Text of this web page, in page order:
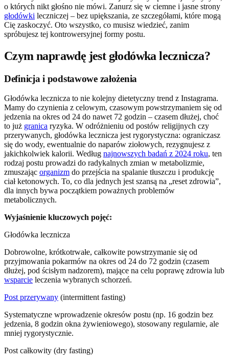
o których nikt głośno nie mówi. Zanurz się w ciemne i jasne strony
głodówki leczniczej – bez upiększania, ze szczegółami, które mogą
Cię zaskoczyć. Oto wszystko, co musisz wiedzieć, zanim
spróbujesz tej kontrowersyjnej formy postu.
Czym naprawdę jest głodówka lecznicza?
Definicja i podstawowe założenia
Głodówka lecznicza to nie kolejny dietetyczny trend z Instagrama.
Mamy do czynienia z celowym, czasowym powstrzymaniem się od
jedzenia na okres od 24 do nawet 72 godzin – czasem dłużej, choć
to już granica ryzyka. W odróżnieniu od postów religijnych czy
przerywanych, głodówka lecznicza jest rygorystyczna: ograniczasz
się do wody, ewentualnie do naparów ziołowych, rezygnujesz z
jakichkolwiek kalorii. Według najnowszych badań z 2024 roku, ten
rodzaj postu prowadzi do radykalnych zmian w metabolizmie,
zmuszając organizm do przejścia na spalanie tłuszczu i produkcję
ciał ketonowych. To, co dla jednych jest szansą na „reset zdrowia”,
dla innych bywa początkiem poważnych problemów
metabolicznych.
Wyjaśnienie kluczowych pojęć:
Głodówka lecznicza
Dobrowolne, krótkotrwałe, całkowite powstrzymanie się od
przyjmowania pokarmów na okres od 24 do 72 godzin (czasem
dłużej, pod ścisłym nadzorem), mające na celu poprawę zdrowia lub
wsparcie leczenia wybranych schorzeń.
Post przerywany (intermittent fasting)
Systematyczne wprowadzenie okresów postu (np. 16 godzin bez
jedzenia, 8 godzin okna żywieniowego), stosowany regularnie, ale
mniej rygorystycznie.
Post całkowity (dry fasting)